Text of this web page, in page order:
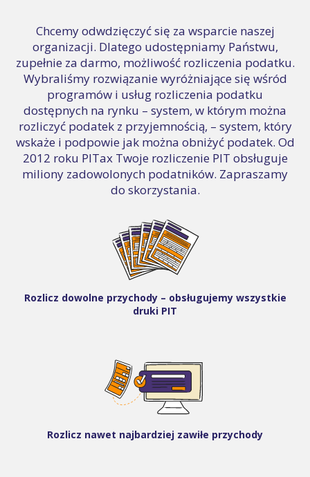
Chcemy odwdzięczyć się za wsparcie naszej
organizacji. Dlatego udostępniamy Państwu,
zupełnie za darmo, możliwość rozliczenia podatku.
Wybraliśmy rozwiązanie wyróżniające się wśród
programów i usług rozliczenia podatku
dostępnych na rynku – system, w którym można
rozliczyć podatek z przyjemnością, – system, który
wskaże i podpowie jak można obniżyć podatek. Od
2012 roku PITax Twoje rozliczenie PIT obsługuje
miliony zadowolonych podatników. Zapraszamy
do skorzystania.
Rozlicz dowolne przychody – obsługujemy wszystkie
druki PIT
Rozlicz nawet najbardziej zawiłe przychody